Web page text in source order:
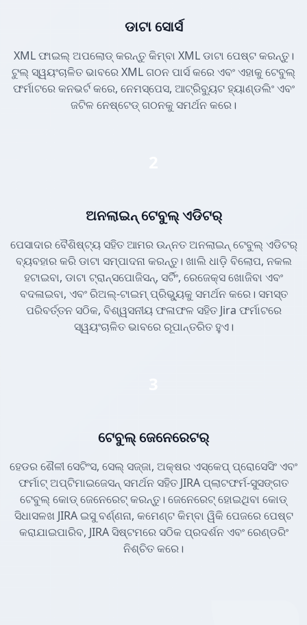
ଡାଟା ସୋର୍ସ
XML ଫାଇଲ୍ ଅପଲୋଡ୍ କରନ୍ତୁ କିମ୍ବା XML ଡାଟା ପେଷ୍ଟ କରନ୍ତୁ।
ଟୁଲ୍ ସ୍ୱୟଂଚାଳିତ ଭାବରେ XML ଗଠନ ପାର୍ସ କରେ ଏବଂ ଏହାକୁ ଟେବୁଲ୍
ଫର୍ମାଟରେ କନଭର୍ଟ କରେ, ନେମସ୍ପେସ, ଆଟ୍ରିବ୍ୟୁଟ ହ୍ୟାଣ୍ଡଲିଂ ଏବଂ
ଜଟିଳ ନେଷ୍ଟେଡ୍ ଗଠନକୁ ସମର୍ଥନ କରେ।
ଅନଲାଇନ୍ ଟେବୁଲ୍ ଏଡିଟର୍
ପେସାଦାର ବୈଶିଷ୍ଟ୍ୟ ସହିତ ଆମର ଉନ୍ନତ ଅନଲାଇନ୍ ଟେବୁଲ୍ ଏଡିଟର୍
ବ୍ୟବହାର କରି ଡାଟା ସମ୍ପାଦନା କରନ୍ତୁ। ଖାଲି ଧାଡ଼ି ବିଲୋପ, ନକଲ
ହଟାଇବା, ଡାଟା ଟ୍ରାନ୍ସପୋଜିସନ୍, ସର୍ଟିଂ, ରେଜେକ୍ସ ଖୋଜିବା ଏବଂ
ବଦଳାଇବା, ଏବଂ ରିଅଲ୍-ଟାଇମ୍ ପ୍ରିଭ୍ୟୁକୁ ସମର୍ଥନ କରେ। ସମସ୍ତ
ପରିବର୍ତ୍ତନ ସଠିକ, ବିଶ୍ୱସନୀୟ ଫଳାଫଳ ସହିତ Jira ଫର୍ମାଟରେ
ସ୍ୱୟଂଚାଳିତ ଭାବରେ ରୂପାନ୍ତରିତ ହୁଏ।
ଟେବୁଲ୍ ଜେନେରେଟର୍
ହେଡର ଶୈଳୀ ସେଟିଂସ, ସେଲ୍ ସଜ୍ଜା, ଅକ୍ଷର ଏସ୍କେପ୍ ପ୍ରୋସେସିଂ ଏବଂ
ଫର୍ମାଟ୍ ଅପ୍ଟିମାଇଜେସନ୍ ସମର୍ଥନ ସହିତ JIRA ପ୍ଲାଟଫର୍ମ-ସୁସଙ୍ଗତ
ଟେବୁଲ୍ କୋଡ୍ ଜେନେରେଟ୍ କରନ୍ତୁ। ଜେନେରେଟ୍ ହୋଇଥିବା କୋଡ୍
ସିଧାସଳଖ JIRA ଇସୁ ବର୍ଣ୍ଣନା, କମେଣ୍ଟ କିମ୍ବା ୱିକି ପେଜରେ ପେଷ୍ଟ
କରାଯାଇପାରିବ, JIRA ସିଷ୍ଟମରେ ସଠିକ ପ୍ରଦର୍ଶନ ଏବଂ ରେଣ୍ଡରିଂ
ନିଶ୍ଚିତ କରେ।